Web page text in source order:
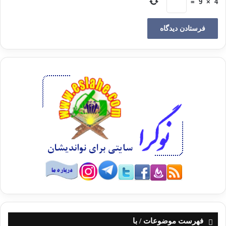
مولوی می‌فرماید:
رازها را حق می‌کند آشکار چون بخواهد رُست، تخم بد مکار
«ذَٰلِکَ بِأَنَّ اللَّـهَ هُوَ الْحَقُّ وَأَنَّهُ یُحْیِی الْمَوْتَىٰ وَأَنَّهُ عَلَىٰ کُلِّ شَیْءٍ قَدِیرٌ،
وَأَنَّ السَّاعَهَ آتِیَهٌ لَّا رَیْبَ فِیهَا وَأَنَّ اللَّـهَ یَبْعَثُ مَن فِی الْقُبُورِ» (حج: آیه
بَاسِقَاتٍ لَّهَا طَلْعٌ نَّضِیدٌ، رِّزْقًا لِّلْعِبَادِ ۖ وَأَحْیَیْنَا بِهِ بَلْدَهً مَّیْتًا ۚ کَذَٰلِکَ
4
×
9
=
فهرست موضوعات / با